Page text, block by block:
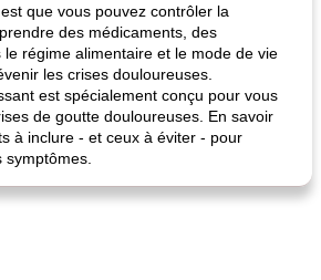
que vous pouvez contrôler la
des médicaments, des
régime alimentaire et le mode de vie
les crises douloureuses.
est spécialement conçu pour vous
de goutte douloureuses. En savoir
à inclure - et ceux à éviter - pour